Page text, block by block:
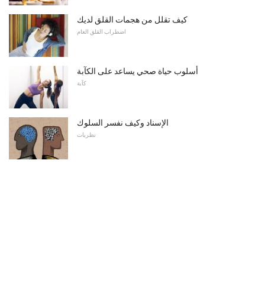
كيف تقلل من هجمات القلق لديك
اضطراب القلق العام
أسلوب حياة صحي يساعد على الكآبة
كآبة
الإسناد وكيف نفسر السلوك
نظريات